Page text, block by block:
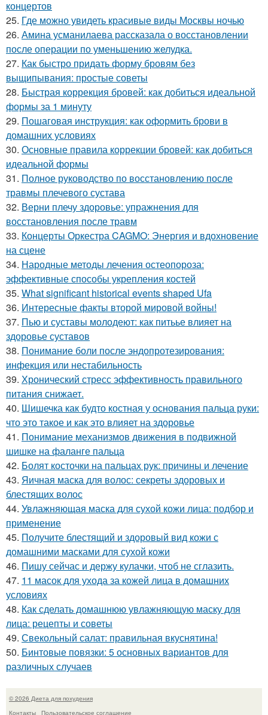
концертов
25. Где можно увидеть красивые виды Москвы ночью
26. Амина усманилаева рассказала о восстановлении
после операции по уменьшению желудка.
27. Как быстро придать форму бровям без
выщипывания: простые советы
28. Быстрая коррекция бровей: как добиться идеальной
формы за 1 минуту
29. Пошаговая инструкция: как оформить брови в
домашних условиях
30. Основные правила коррекции бровей: как добиться
идеальной формы
31. Полное руководство по восстановлению после
травмы плечевого сустава
32. Верни плечу здоровье: упражнения для
восстановления после травм
33. Концерты Оркестра CAGMO: Энергия и вдохновение
на сцене
34. Народные методы лечения остеопороза:
эффективные способы укрепления костей
35. What significant historical events shaped Ufa
36. Интересные факты второй мировой войны!
37. Пью и суставы молодеют: как питьье влияет на
здоровье суставов
38. Понимание боли после эндопротезирования:
инфекция или нестабильность
39. Хронический стресс эффективность правильного
питания снижает.
40. Шишечка как будто костная у основания пальца руки:
что это такое и как это влияет на здоровье
41. Понимание механизмов движения в подвижной
шишке на фаланге пальца
42. Болят косточки на пальцах рук: причины и лечение
43. Яичная маска для волос: секреты здоровых и
блестящих волос
44. Увлажняющая маска для сухой кожи лица: подбор и
применение
45. Получите блестящий и здоровый вид кожи с
домашними масками для сухой кожи
46. Пишу сейчас и держу кулачки, чтоб не сглазить.
47. 11 масок для ухода за кожей лица в домашних
условиях
48. Как сделать домашнюю увлажняющую маску для
лица: рецепты и советы
49. Свекольный салат: правильная вкуснятина!
50. Бинтовые повязки: 5 основных вариантов для
различных случаев
© 2026 Диета для похудения
Контакты
Пользовательское соглашение